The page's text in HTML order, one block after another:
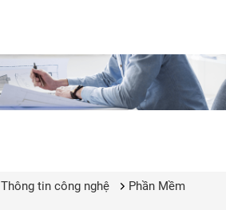
Thông tin công nghệ
Phần Mềm